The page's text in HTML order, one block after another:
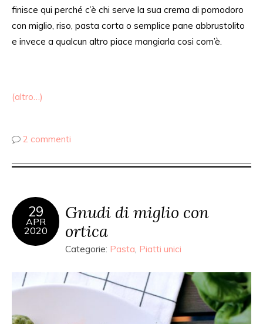
finisce qui perché c’è chi serve la sua crema di pomodoro
con miglio, riso, pasta corta o semplice pane abbrustolito
e invece a qualcun altro piace mangiarla cosi com’è.
(altro…)
2 commenti
29
APR
2020
Gnudi di miglio con
ortica
Categorie: Pasta, Piatti unici